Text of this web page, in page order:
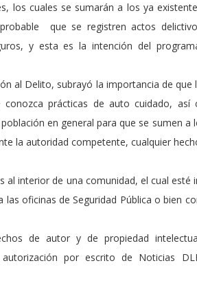
los cuales se sumarán a los ya
que se registren actos
y esta es la intención del
al Delito, subrayó la importancia de que
prácticas de auto cuidado, así
en general para que se sumen a
la autoridad competente, cualquier
al interior de una comunidad, el cual
oficinas de Seguridad Pública o bien
de autor y de propiedad
por escrito de Noticias